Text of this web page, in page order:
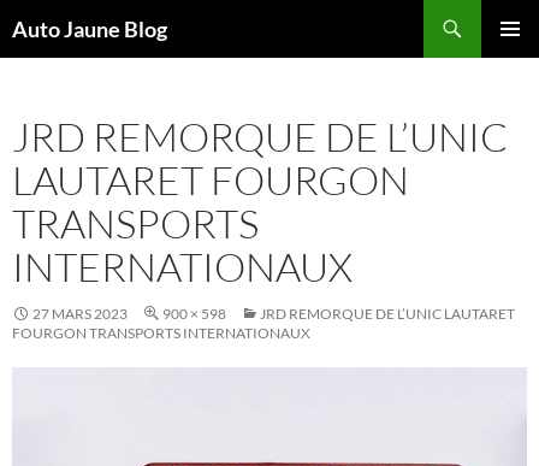
Auto Jaune Blog
JRD REMORQUE DE L’UNIC
LAUTARET FOURGON
TRANSPORTS
INTERNATIONAUX
27 MARS 2023 900 × 598
JRD REMORQUE DE L’UNIC LAUTARET
FOURGON TRANSPORTS INTERNATIONAUX